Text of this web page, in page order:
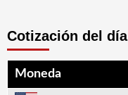
Cotización del día
Moneda